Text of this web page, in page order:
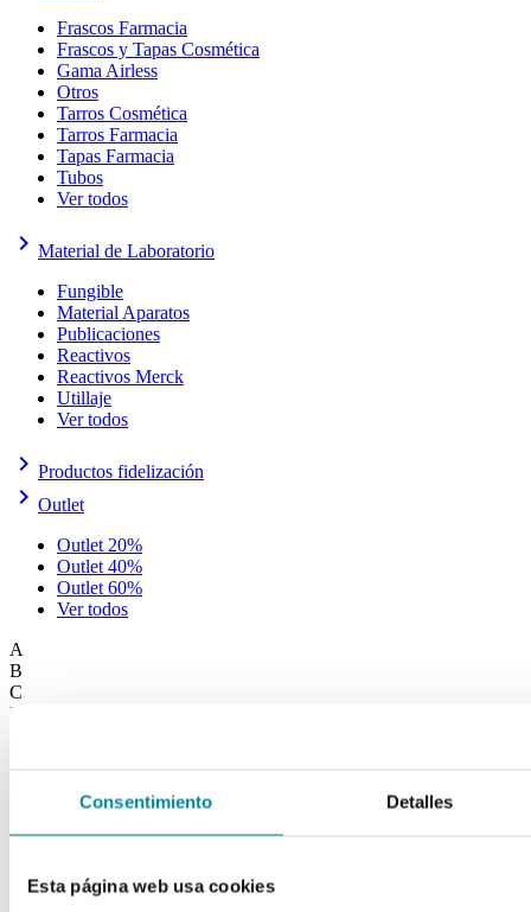
Consentimiento Detalles
Esta página web usa cookies
Frascos Farmacia
Frascos y Tapas Cosmética
Gama Airless
Otros
Tarros Cosmética
Tarros Farmacia
Tapas Farmacia
Tubos
Ver todos
keyboard_arrow_right Material de Laboratorio
Fungible
Material Aparatos
Publicaciones
Reactivos
Reactivos Merck
Utillaje
Ver todos
keyboard_arrow_right Productos fidelización
keyboard_arrow_right Outlet
Outlet 20%
Outlet 40%
Outlet 60%
Ver todos
A
B
C
D
J